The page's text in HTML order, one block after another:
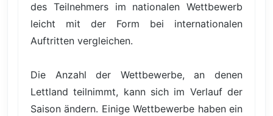
des Teilnehmers im nationalen Wettbewerb
leicht mit der Form bei internationalen
Auftritten vergleichen.
Die Anzahl der Wettbewerbe, an denen
Lettland teilnimmt, kann sich im Verlauf der
Saison ändern. Einige Wettbewerbe haben ein